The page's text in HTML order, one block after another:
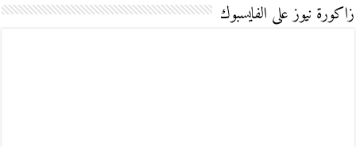
زاكورة نيوز على الفايسبوك